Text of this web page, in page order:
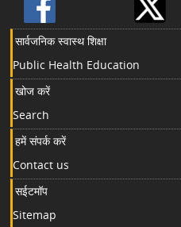
सार्वजनिक स्वास्थ शिक्षा
Public Health Education
खोज करें
Search
हमें संपर्क करें
Contact us
सईटमॉप
Sitemap